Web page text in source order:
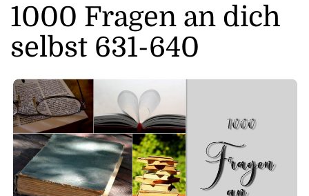
1000 Fragen an dich
selbst 631-640